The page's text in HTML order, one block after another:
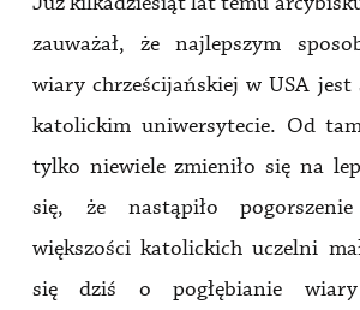
zauważał, że najlepszym
wiary chrześcijańskiej w USA
katolickim uniwersytecie. Od
tylko niewiele zmieniło się na
się, że nastąpiło
większości katolickich uczelni
się dziś o pogłębianie